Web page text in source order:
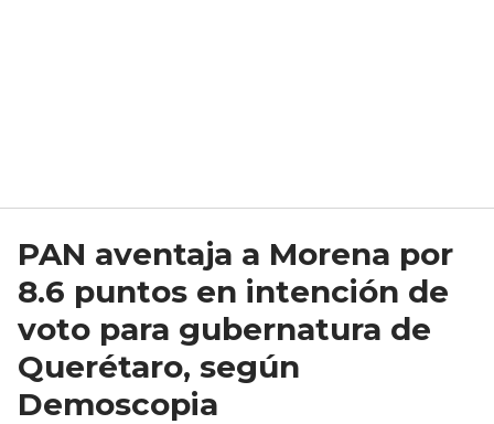
PAN aventaja a Morena por
8.6 puntos en intención de
voto para gubernatura de
Querétaro, según
Demoscopia